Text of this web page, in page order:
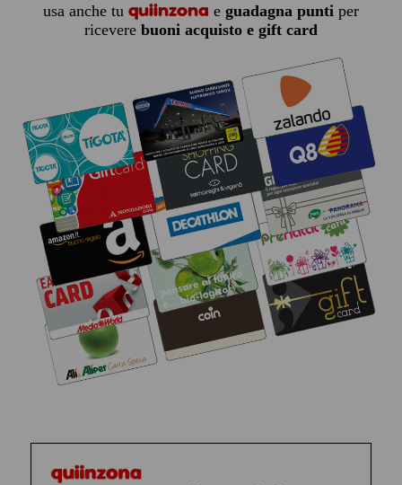
usa anche tu quiinzona e guadagna puntiper
ricevere buoni acquisto e gift card